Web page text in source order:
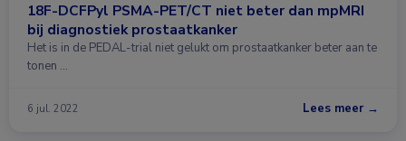
18F-DCFPyl PSMA-PET/CT niet beter dan mpMRI
bij diagnostiek prostaatkanker
Het is in de PEDAL-trial niet gelukt om prostaatkanker beter aan te
tonen …
6 jul. 2022 Lees meer →